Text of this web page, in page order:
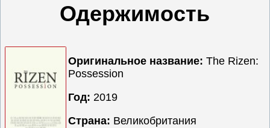
Мелодрамы
Приключения
Русские
Семейные
Одержимость
Оригинальное название: The Rizen:
Possession
Год: 2019
Страна: Великобритания